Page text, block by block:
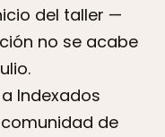
del taller —
no se acabe
Indexados
de